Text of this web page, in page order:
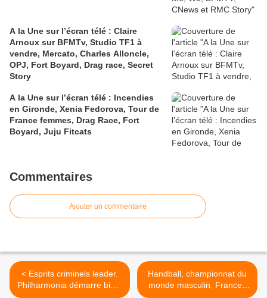
A la Une sur l’écran télé : Claire
Arnoux sur BFMTv, Studio TF1 à
vendre, Mercato, Charles Alloncle,
OPJ, Fort Boyard, Drag race, Secret
Story
A la Une sur l’écran télé : Incendies
en Gironde, Xenia Fedorova, Tour de
France femmes, Drag Race, Fort
Boyard, Juju Fitcats
Commentaires
Ajouter un commentaire
< Esprits criminels leader.
Philharmonia démarre bien.
Handball, championnat du
monde masculin, France /